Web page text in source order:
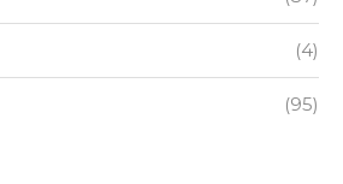
(4)
(95)